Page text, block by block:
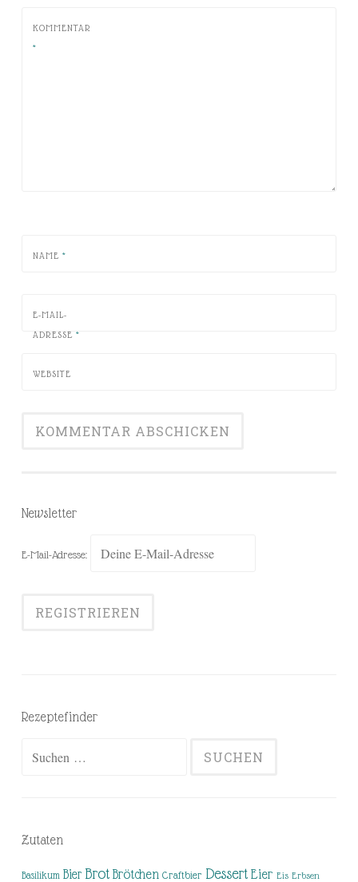
KOMMENTAR
*
NAME *
E-MAIL-
ADRESSE *
WEBSITE
Newsletter
E-Mail-Adresse:
Rezeptefinder
Zutaten
Basilikum Bier Brot Brötchen Craftbier Dessert Eier Eis Erbsen